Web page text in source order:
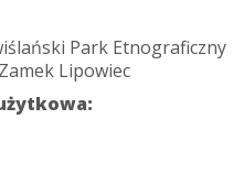
Park Etnograficzny
Lipowiec